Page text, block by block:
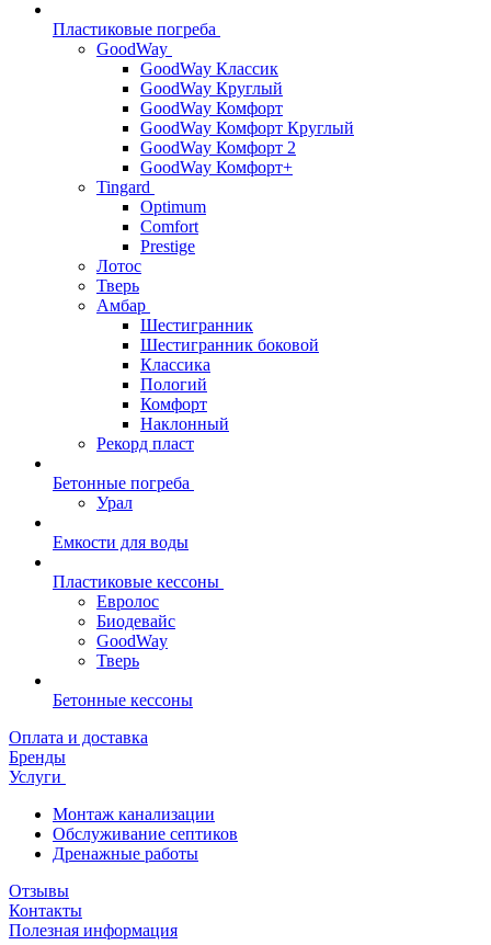
Пластиковые погреба
GoodWay
GoodWay Классик
GoodWay Круглый
GoodWay Комфорт
GoodWay Комфорт Круглый
GoodWay Комфорт 2
GoodWay Комфорт+
Tingard
Optimum
Comfort
Prestige
Лотос
Тверь
Амбар
Шестигранник
Шестигранник боковой
Классика
Пологий
Комфорт
Наклонный
Рекорд пласт
Бетонные погреба
Урал
Емкости для воды
Пластиковые кессоны
Евролос
Биодевайс
GoodWay
Тверь
Бетонные кессоны
Оплата и доставка
Бренды
Услуги
Монтаж канализации
Обслуживание септиков
Дренажные работы
Отзывы
Контакты
Полезная информация